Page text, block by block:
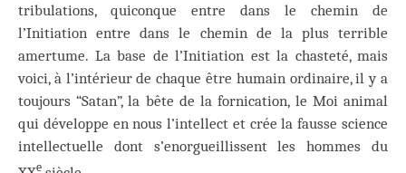
tribulations, quiconque entre dans le chemin de
l’Initiation entre dans le chemin de la plus terrible
amertume. La base de l’Initiation est la chasteté, mais
voici, à l’intérieur de chaque être humain ordinaire, il y a
toujours “Satan”, la bête de la fornication, le Moi animal
qui développe en nous l’intellect et crée la fausse science
intellectuelle dont s’enorgueillissent les hommes du
e